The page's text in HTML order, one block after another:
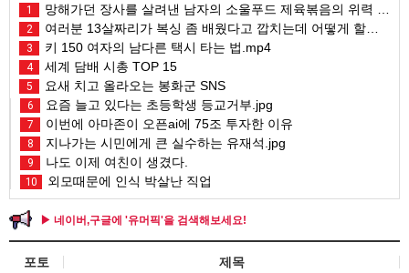
1 망해가던 장사를 살려낸 남자의 소울푸드 제육볶음의 위력 ㅋㅋ
2 여러분 13살짜리가 복싱 좀 배웠다고 깝치는데 어떻게 할까요?
3 키 150 여자의 남다른 택시 타는 법.mp4
4 세계 담배 시총 TOP 15
5 요새 치고 올라오는 봉화군 SNS
6 요즘 늘고 있다는 초등학생 등교거부.jpg
7 이번에 아마존이 오픈ai에 75조 투자한 이유
8 지나가는 시민에게 큰 실수하는 유재석.jpg
9 나도 이제 여친이 생겼다.
10 외모때문에 인식 박살난 직업
▶ 네이버,구글에 '유머픽'을 검색해보세요!
포토 제목